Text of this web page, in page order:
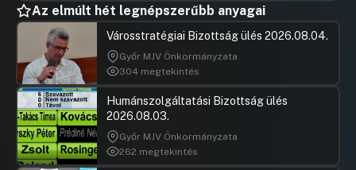
kezdeményezésére
HozzászólásokUgrás a napirendi pontra
26. Javaslat a Centrum TISZK jogutód
nélküli megszűnéséről szóló döntésre
Hozzászólások
Rozgonyi
27. Javaslat a Budapest Főváros XIV
kerület Zugló Önkormányzata
Képviselő-testületének az
Önkormányzat honlapjának
többnyelvűvé tételével kapcsolatban
Az elmúlt hét legnépszerűbb anyagai
Városstratégiai Bizottság ülés 2026.08.04.
Győr MJV Önkormányzata
304 megtekintés
Humánszolgáltatási Bizottság ülés
2026.08.03.
Győr MJV Önkormányzata
262 megtekintés